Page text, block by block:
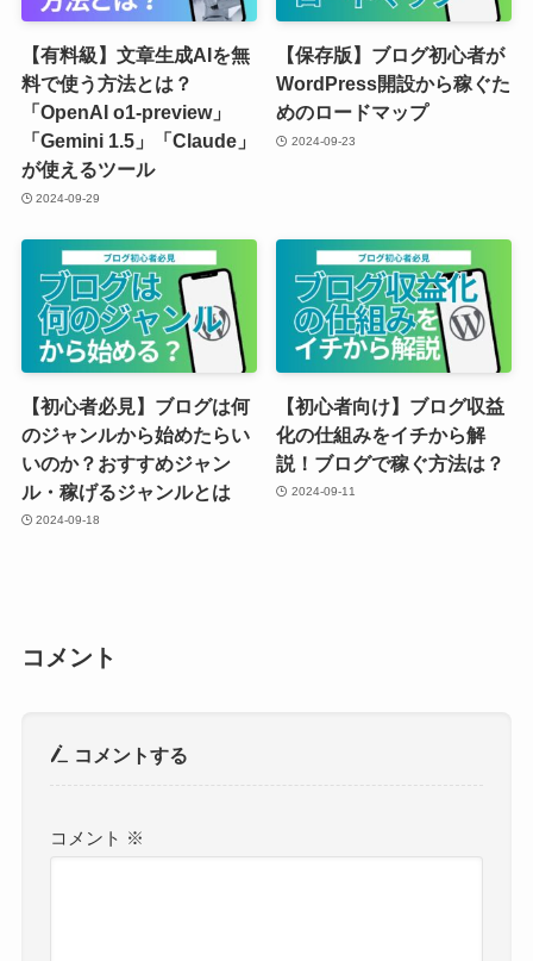
【有料級】文章生成AIを無
料で使う方法とは？
「OpenAI o1-preview」
「Gemini 1.5」「Claude」
が使えるツール
2024-09-29
【保存版】ブログ初心者が
WordPress開設から稼ぐた
めのロードマップ
2024-09-23
【初心者必見】ブログは何
のジャンルから始めたらい
いのか？おすすめジャン
ル・稼げるジャンルとは
2024-09-18
【初心者向け】ブログ収益
化の仕組みをイチから解
説！ブログで稼ぐ方法は？
2024-09-11
コメント
コメントする
コメント ※